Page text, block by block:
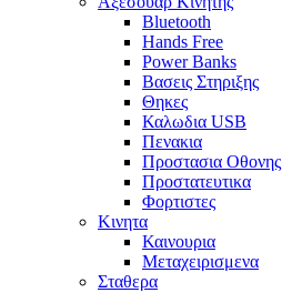
Bluetooth
Hands Free
Power Banks
Βασεις Στηριξης
Θηκες
Καλωδια USB
Πενακια
Προστασια Οθονης
Προστατευτικα
Φορτιστες
Κινητα
Καινουρια
Μεταχειρισμενα
Σταθερα